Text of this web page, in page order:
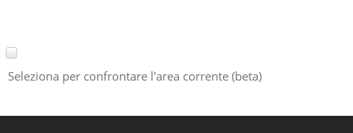
Seleziona per confrontare l'area corrente (beta)